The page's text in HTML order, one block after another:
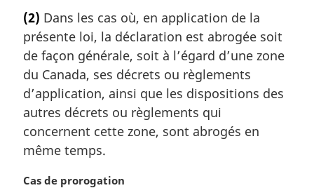
t
e
m
a
g
i
n
a
e
(2) Dans les cas où, en application de la
présente loi, la déclaration est abrogée soit
de façon générale, soit à l’égard d’une zone
du Canada, ses décrets ou règlements
d’application, ainsi que les dispositions des
autres décrets ou règlements qui
concernent cette zone, sont abrogés en
même temps.
N
Cas de prorogation